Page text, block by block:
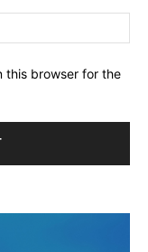
this browser for the